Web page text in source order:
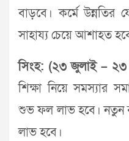
বাড়বে। কর্মে
সাহায্য চেয়ে আশাহত
সিংহ: (২৩ জুলাই –
শিক্ষা নিয়ে সমস্যার
শুভ ফল লাভ হবে। নতুন
লাভ হবে।